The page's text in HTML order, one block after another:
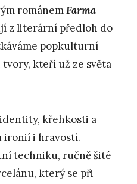
románemFarma
z literární předloh do
popkulturní
kteří už ze světa
křehkosti a
ironií i hravostí.
techniku, ručně šité
který se při